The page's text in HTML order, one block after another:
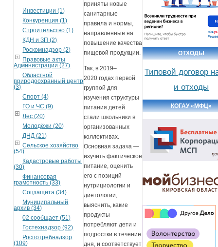
Инвестиции (1)
Конкуренция (1)
Строительство (1)
КДН и ЗП (2)
Роскомнадзор (2)
Правовые акты
Администрации (27)
Областной
природоохранный центр
(3)
Спорт (4)
ГО и ЧС (9)
Лес (20)
Молодёжи (20)
ДНД (21)
Сельское хозяйство
(54)
Кадастровые работы
(30)
Финансовая
грамотность (33)
Соцзащита (34)
Муниципальный
архив (34)
02 сообщает (51)
Гостехнадзор (92)
Роспотребнадзор
(109)
приняты новые
санитарные
правила и нормы,
направленные на
повышение качества
пищевой продукции.
Так, в 2019–
2020 годах первой
группой для
изучения структуры
питания детей
стали школьники в
организованных
коллективах.
Основная задача —
изучить фактическое
питание, оценить
его с позиций
нутрициологии и
диетологии,
выяснить, какие
продукты
потребляют дети и
подростки в течение
дня, и соответствует
ОТХОДЫ
Типовой договор
и отходы
КОГАУ «МФЦ»